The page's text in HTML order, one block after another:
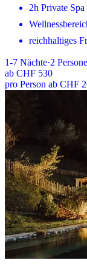
2h Private Spa
reichhaltiges
1-7 Nächte·2
ab CHF 530
pro Person ab CHF